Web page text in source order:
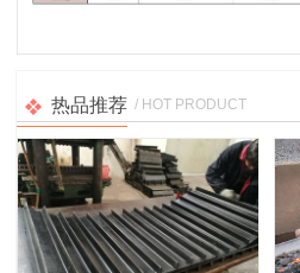
热品推荐 / HOT PRODUCT